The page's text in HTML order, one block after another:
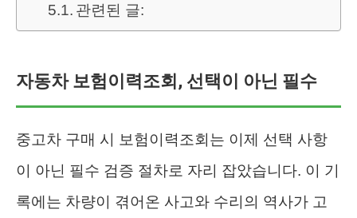
관련된 글:
자동차 보험이력조회, 선택이 아닌 필수
중고차 구매 시 보험이력조회는 이제 선택 사항
이 아닌 필수 검증 절차로 자리 잡았습니다. 이 기
록에는 차량이 겪어온 사고와 수리의 역사가 고